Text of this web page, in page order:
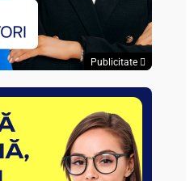
Publicitate